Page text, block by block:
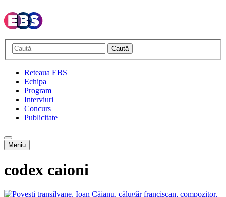
Caută
Reteaua EBS
Echipa
Program
Interviuri
Concurs
Publicitate
Meniu
codex caioni